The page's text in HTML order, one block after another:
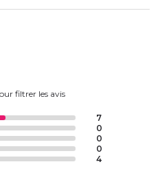
filtrer les avis
4
0
0
0
7